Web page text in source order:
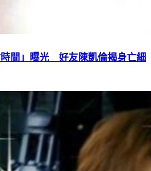
間」曝光 好友陳凱倫揭身亡細